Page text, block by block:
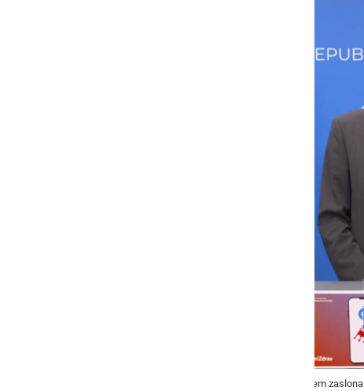
Jelko Kacin, foto: Urad vlade za komuniciranje/zajem zaslona